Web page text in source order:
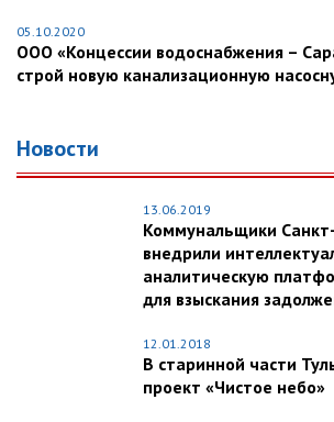
05.10.2020
ООО «Концессии водоснабжения –
строй новую канализационную
Новости
13.06.2019
Коммунальщики
внедрили
аналитическую
для взыскания
12.01.2018
В старинной части
проект «Чистое небо»